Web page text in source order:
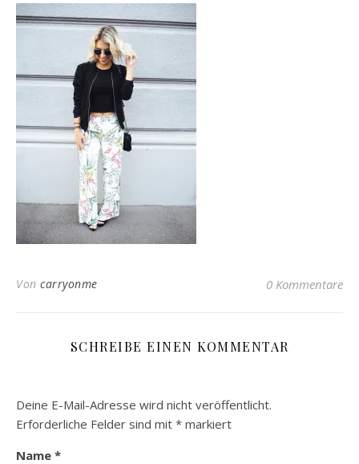
Von carryonme 0 Kommentare
SCHREIBE EINEN KOMMENTAR
Deine E-Mail-Adresse wird nicht veröffentlicht.
Erforderliche Felder sind mit * markiert
Name *